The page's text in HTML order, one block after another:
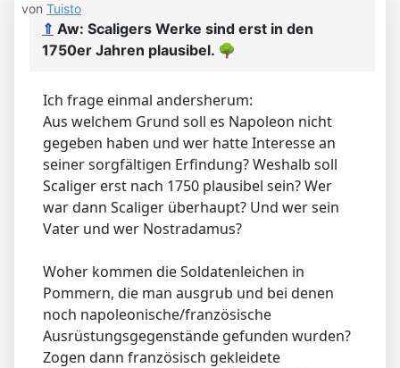
von Tuisto
⇑ Aw: Scaligers Werke sind erst in den
1750er Jahren plausibel. 🌳
Ich frage einmal andersherum:
Aus welchem Grund soll es Napoleon nicht
gegeben haben und wer hatte Interesse an
seiner sorgfältigen Erfindung? Weshalb soll
Scaliger erst nach 1750 plausibel sein? Wer
war dann Scaliger überhaupt? Und wer sein
Vater und wer Nostradamus?
Woher kommen die Soldatenleichen in
Pommern, die man ausgrub und bei denen
noch napoleonische/französische
Ausrüstungsgegenstände gefunden wurden?
Zogen dann französisch gekleidete